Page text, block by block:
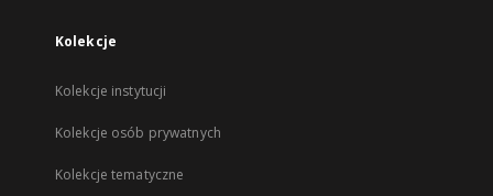
Kolekcje
Kolekcje instytucji
Kolekcje osób prywatnych
Kolekcje tematyczne